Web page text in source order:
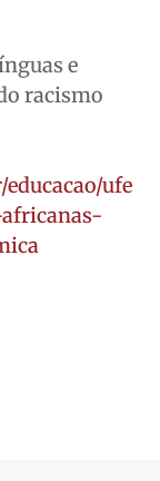
e
racismo
ufe